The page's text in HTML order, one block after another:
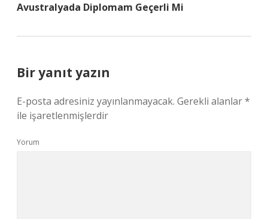
Avustralyada Diplomam Geçerli Mi
Bir yanıt yazın
E-posta adresiniz yayınlanmayacak. Gerekli alanlar*
ile işaretlenmişlerdir
Yorum